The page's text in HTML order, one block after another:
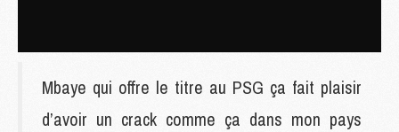
Mbaye qui offre le titre au PSG ça fait plaisir
d’avoir un crack comme ça dans mon pays